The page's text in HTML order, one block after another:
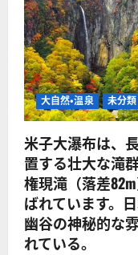
大自然・温泉 未分類
米子大瀑布は、
置する壮大な滝
権現滝（落差
ばれています。
幽谷の神秘的な
れている。